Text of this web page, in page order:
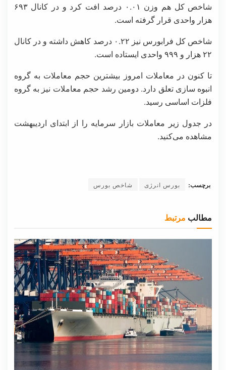
شاخص کل هم وزن ۰.۰۱ درصد افت کرد و در کانال ۶۹۳
هزار واحدی قرار گرفته است.
شاخص کل فرابورس نیز ۰.۲۲ درصد کاهش داشته و در کانال
۲۲ هزار و ۹۹۹ واحدی ایستاده است.
تا کنون در معاملات امروز بیشترین حجم معاملات به گروه
انبوه سازی تعلق دارد. دومین رشد حجم معاملات نیز به گروه
فلزات اساسی رسید.
در جدول زیر معاملات بازار سرمایه را از ابتدای اردیبهشت
مشاهده می‌کنید.
برچسب: بورس انرژی شاخص بورس
مطالب مرتبط